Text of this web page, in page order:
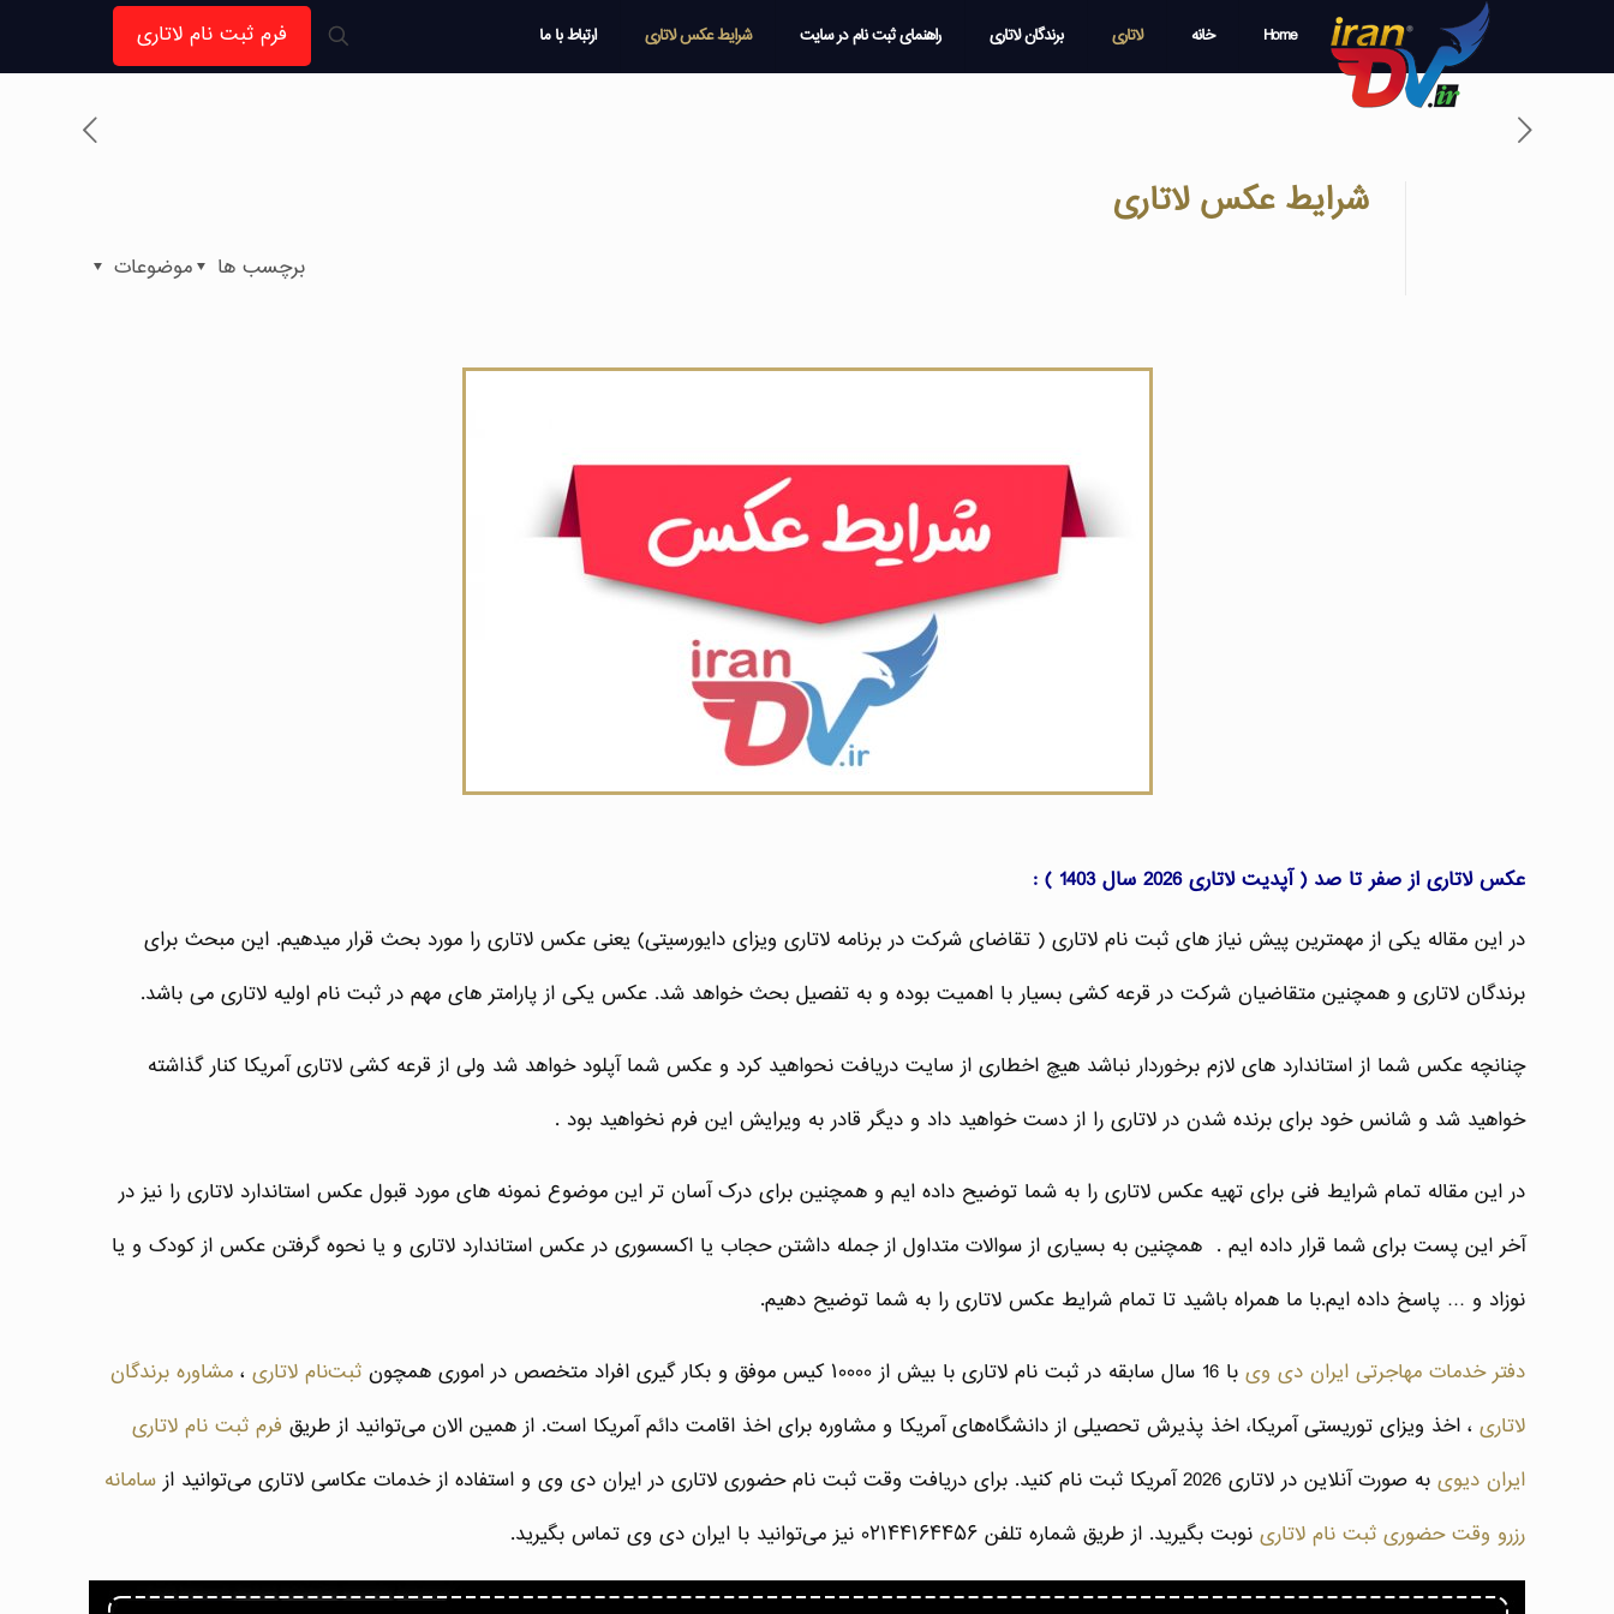
Home خانه لاتاری برندگان لاتاری راهنمای ثبت نام در سایت شرایط عکس لاتاری ارتباط با ما فرم ثبت نام لاتاری
شرایط عکس لاتاری
موضوعات برچسب ها
عکس لاتاری از صفر تا صد ( آپدیت لاتاری 2026 سال 1403 ) :
در این مقاله یکی از مهمترین پیش نیاز های ثبت نام لاتاری ( تقاضای شرکت در برنامه لاتاری ویزای دایورسیتی) یعنی عکس لاتاری را مورد بحث قرار میدهیم. این مبحث برای
برندگان لاتاری و همچنین متقاضیان شرکت در قرعه کشی بسیار با اهمیت بوده و به تفصیل بحث خواهد شد. عکس یکی از پارامتر های مهم در ثبت نام اولیه لاتاری می باشد.
چنانچه عکس شما از استاندارد های لازم برخوردار نباشد هیچ اخطاری از سایت دریافت نحواهید کرد و عکس شما آپلود خواهد شد ولی از قرعه کشی لاتاری آمریکا کنار گذاشته
خواهید شد و شانس خود برای برنده شدن در لاتاری را از دست خواهید داد و دیگر قادر به ویرایش این فرم نخواهید بود .
در این مقاله تمام شرایط فنی برای تهیه عکس لاتاری را به شما توضیح داده ایم و همچنین برای درک آسان تر این موضوع نمونه های مورد قبول عکس استاندارد لاتاری را نیز در
آخر این پست برای شما قرار داده ایم . همچنین به بسیاری از سوالات متداول از جمله داشتن حجاب یا اکسسوری در عکس استاندارد لاتاری و یا نحوه گرفتن عکس از کودک و یا
نوزاد و … پاسخ داده ایم.با ما همراه باشید تا تمام شرایط عکس لاتاری را به شما توضیح دهیم.
دفتر خدمات مهاجرتی ایران دی وی با 16 سال سابقه در ثبت نام لاتاری با بیش از ۱۰۰۰۰ کیس موفق و بکار گیری افراد متخصص در اموری همچون ثبت‌نام لاتاری ،مشاوره برندگان
لاتاری ، اخذ ویزای توریستی آمریکا، اخذ پذیرش تحصیلی از دانشگاه‌های آمریکا و مشاوره برای اخذ اقامت دائم آمریکا است. از همین الان می‌توانید از طریق فرم ثبت نام لاتاری
ایران دیوی به صورت آنلاین در لاتاری 2026 آمریکا ثبت نام کنید. برای دریافت وقت ثبت نام حضوری لاتاری در ایران دی وی و استفاده از خدمات عکاسی لاتاری می‌توانید از
سامانه
رزرو وقت حضوری ثبت نام لاتاری نوبت بگیرید. از طریق شماره تلفن ۰۲۱۴۴۱۶۴۴۵۶ نیز می‌توانید با ایران دی وی تماس بگیرید.